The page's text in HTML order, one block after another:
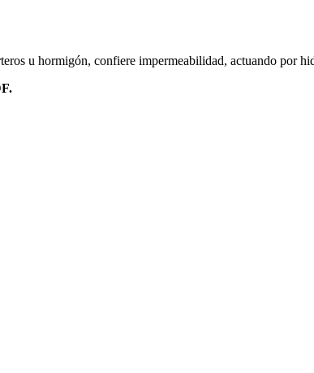
u hormigón, confiere impermeabilidad, actuando por